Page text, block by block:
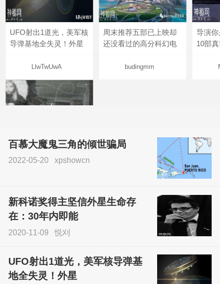
UFO射出1道光，美军核
导弹基地全失灵！外星
LlwTwUwA
周末推荐五部已上映却
还没看过的高分科幻电
budingmm
导演
10部
sskfn
百慕大魔鬼三角的倾世骗局
2022-05-20 xpshowcn
新科诺奖得主坚信外星生命存
在：30年内即能
2020-11-09 悦刈
UFO射出1道光，美军核导弹基
地全失灵！外星